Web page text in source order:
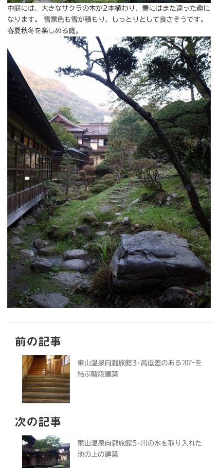
中庭には、大きなサクラの木が2本植わり、春にはまた違った趣に
なります。 雪景色も雪が積もり、しっとりとして良さそうです。
春夏秋冬を楽しめる庭。
前の記事
東山温泉向瀧旅館3-高低差のあるﾌﾛｱｰを
結ぶ階段建築
次の記事
東山温泉向瀧旅館5-川の水を取り入れた
池の上の建築